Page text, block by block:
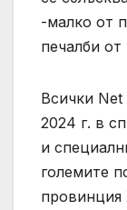
-малко от
печалби
Всички
2024 г. в
и
големите
провинция